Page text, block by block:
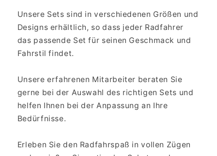
Unsere Sets sind in verschiedenen Größen und
Designs erhältlich, so dass jeder Radfahrer
das passende Set für seinen Geschmack und
Fahrstil findet.
Unsere erfahrenen Mitarbeiter beraten Sie
gerne bei der Auswahl des richtigen Sets und
helfen Ihnen bei der Anpassung an Ihre
Bedürfnisse.
Erleben Sie den Radfahrspaß in vollen Zügen